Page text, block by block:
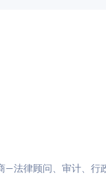
法律顾问、审计、行